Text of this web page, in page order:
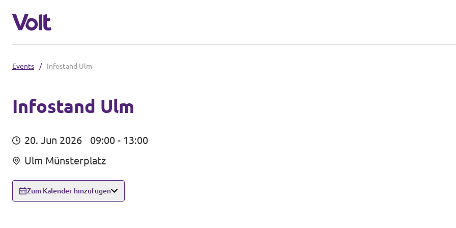
Volt in Baden-Württemberg
Lokale Teams
Volt in Deutschland
Website
Volt in deinem Bundesland
Menschen
Events / Infostand Ulm
Infostand Ulm
20. Jun 2026
09:00 - 13:00
Ulm Münsterplatz
Zum Kalender hinzufügen